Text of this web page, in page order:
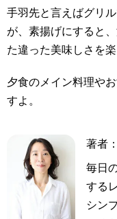
手羽先と言えばグリ
が、素揚げにすると
た違った美味しさを楽
夕食のメイン料理や
すよ。
著者：
毎日
する
シン